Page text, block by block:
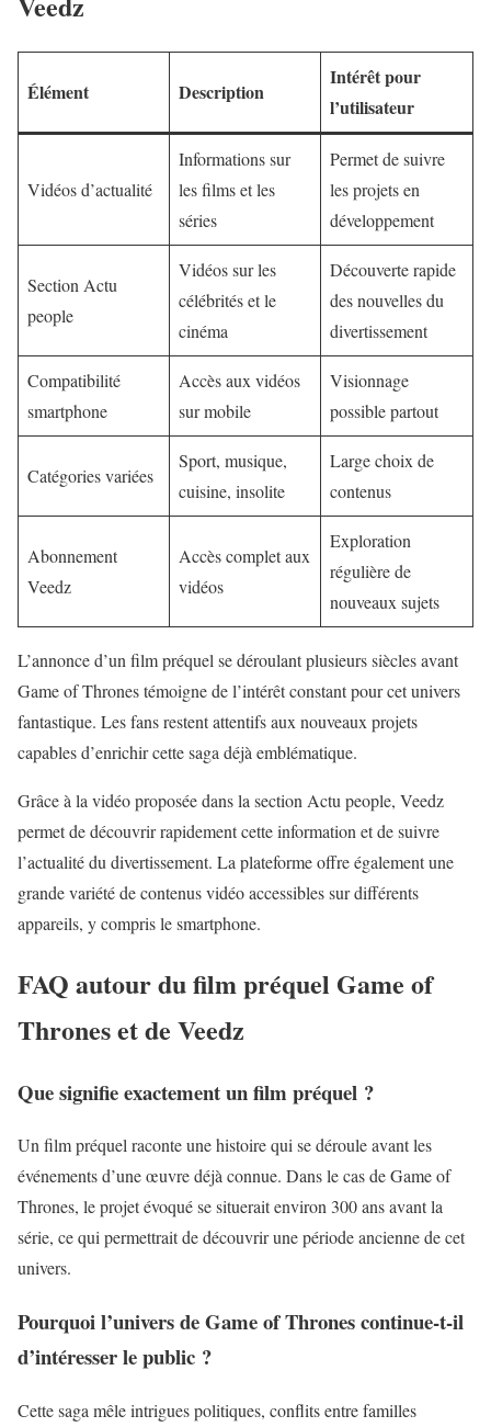
Élément Description
Intérêt pour
l’utilisateur
Vidéos d’actualité
Informations sur
les films et les
séries
Permet de suivre
les projets en
développement
Section Actu
people
Vidéos sur les
célébrités et le
cinéma
Découverte rapide
des nouvelles du
divertissement
Compatibilité
smartphone
Accès aux vidéos
sur mobile
Visionnage
possible partout
Catégories variées
Sport, musique,
cuisine, insolite
Large choix de
contenus
Abonnement
Veedz
Accès complet aux
vidéos
Exploration
régulière de
nouveaux sujets
L’annonce d’un film préquel se déroulant plusieurs siècles avant
Game of Thrones témoigne de l’intérêt constant pour cet univers
fantastique. Les fans restent attentifs aux nouveaux projets
capables d’enrichir cette saga déjà emblématique.
Grâce à la vidéo proposée dans la section Actu people, Veedz
permet de découvrir rapidement cette information et de suivre
l’actualité du divertissement. La plateforme offre également une
grande variété de contenus vidéo accessibles sur différents
appareils, y compris le smartphone.
FAQ autour du film préquel Game of
Thrones et de Veedz
Que signifie exactement un film préquel ?
Un film préquel raconte une histoire qui se déroule avant les
événements d’une œuvre déjà connue. Dans le cas de Game of
Thrones, le projet évoqué se situerait environ 300 ans avant la
série, ce qui permettrait de découvrir une période ancienne de cet
univers.
Pourquoi l’univers de Game of Thrones continue-t-il
d’intéresser le public ?
Cette saga mêle intrigues politiques, conflits entre familles